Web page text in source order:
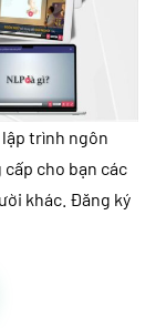
lập trình ngôn
cho bạn các
khác. Đăng ký